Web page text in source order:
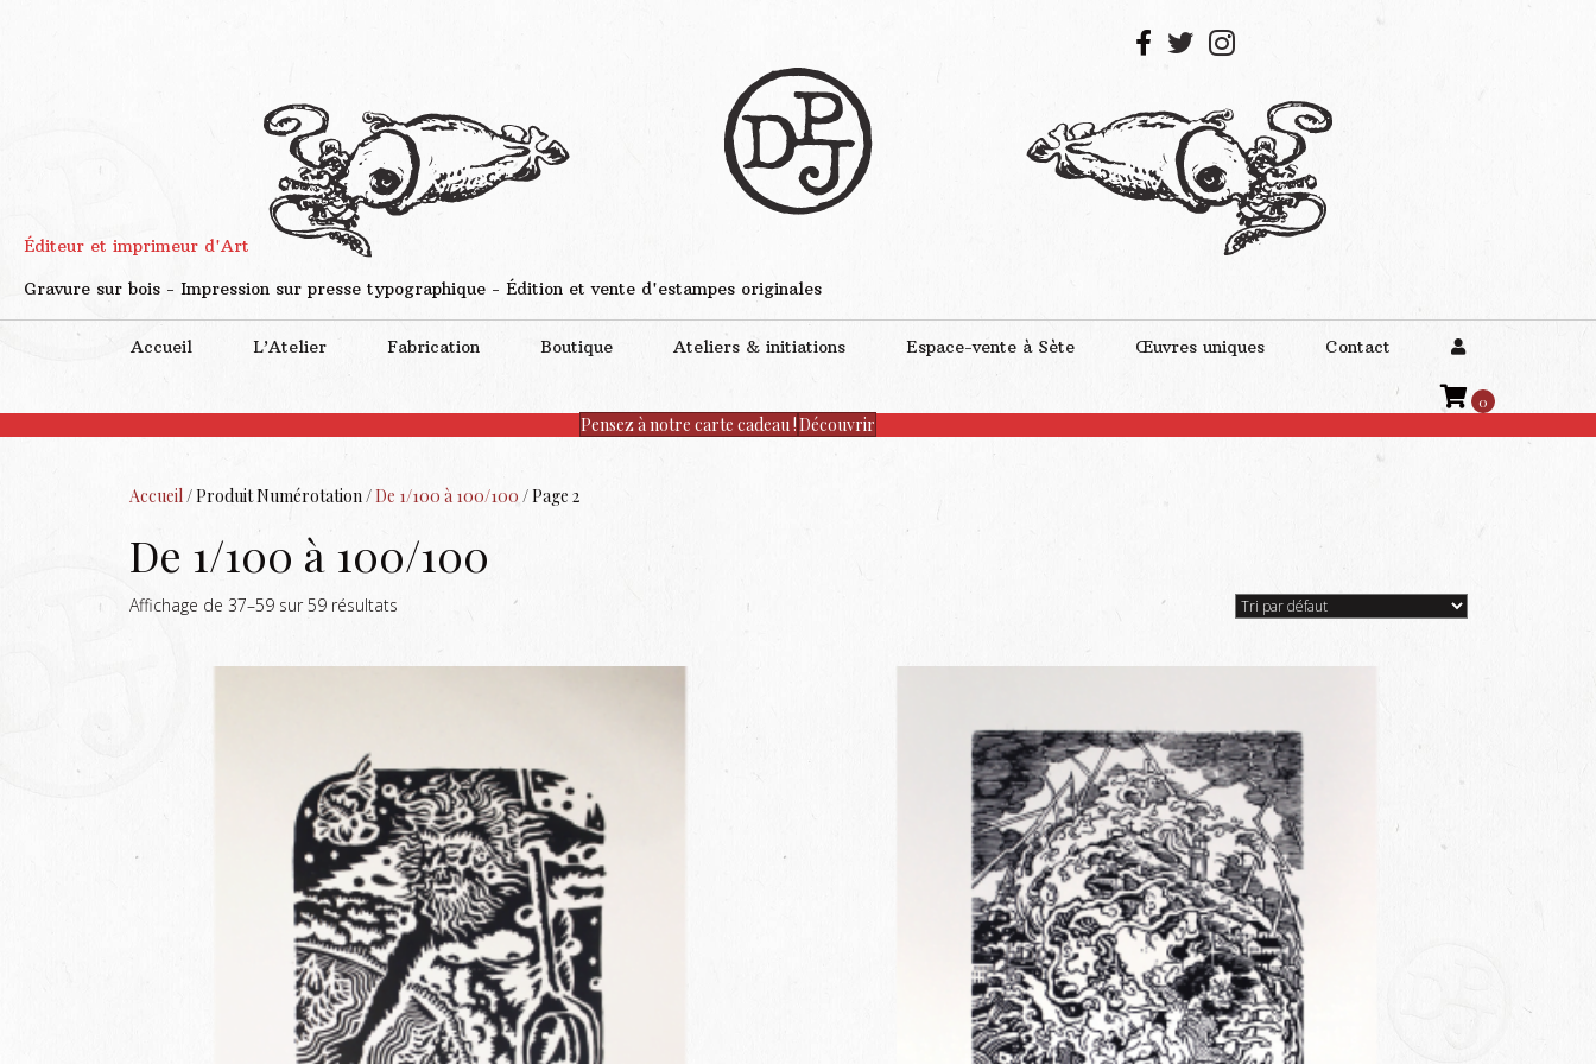
Éditeur et imprimeur d'Art
Gravure sur bois - Impression sur presse typographique - Édition et vente d'estampes originales
Accueil L’Atelier Fabrication Boutique Ateliers & initiations Espace-vente à Sète Œuvres uniques Contact
0
Pensez à notre carte cadeau !Découvrir
Accueil / Produit Numérotation /De 1/100 à 100/100 / Page 2
De 1/100 à 100/100
Affichage de 37–59 sur 59 résultats